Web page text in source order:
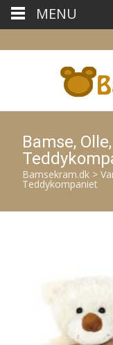
Bamse,
Bamsekram.dk >
Teddykompaniet
MENU